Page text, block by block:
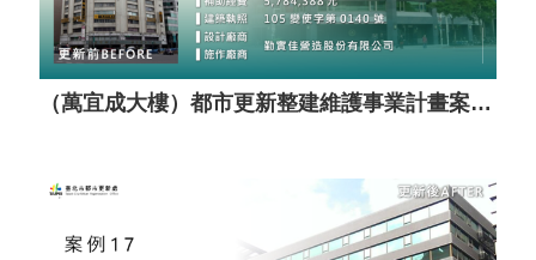
（萬宜成大樓）都市更新整建維護事業計畫案（套餐A）